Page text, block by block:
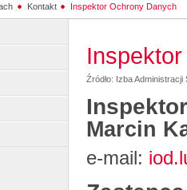
Kontakt Inspektor Ochrony Danych
Źródło: Izba
Marcin
e-mail: